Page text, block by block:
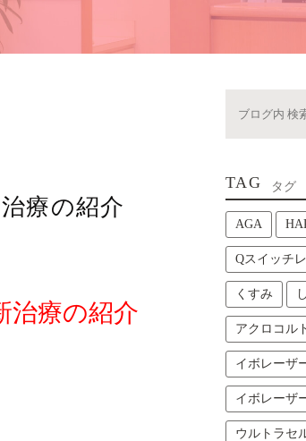
療の紹介
治療の紹介
TAG タグ
AGA
Qスイッチ
くすみ
アクロコル
イボレーザ
イボレーザ
ウルトラセ